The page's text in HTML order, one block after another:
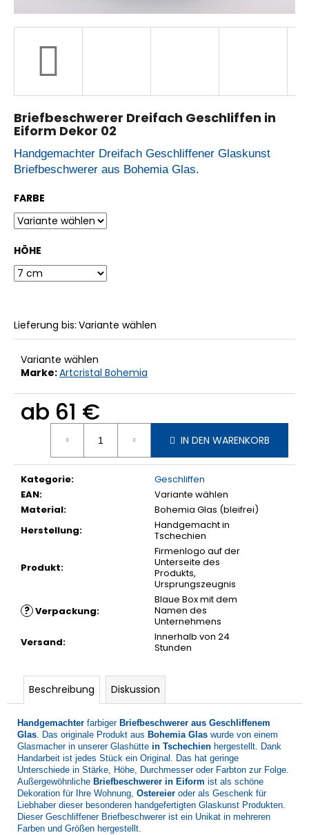
Briefbeschwerer Dreifach Geschliffen in
Eiform Dekor 02
Handgemachter Dreifach Geschliffener Glaskunst
Briefbeschwerer aus Bohemia Glas.
FARBE
HÖHE
Lieferung bis: Variante wählen
Variante wählen
Marke:Artcristal Bohemia
ab 61 €
IN DEN WARENKORB
Kategorie:
Geschliffen
EAN:
Variante wählen
Material:
Bohemia Glas (bleifrei)
Herstellung:
Handgemacht in
Tschechien
Produkt:
Firmenlogo auf der
Unterseite des
Produkts,
Ursprungszeugnis
? Verpackung:
Blaue Box mit dem
Namen des
Unternehmens
Versand:
Innerhalb von 24
Stunden
Beschreibung Diskussion
Handgemachter farbiger Briefbeschwerer aus Geschliffenem
Glas. Das originale Produkt aus Bohemia Glas wurde von einem
Glasmacher in unserer Glashütte in Tschechien hergestellt. Dank
Handarbeit ist jedes Stück ein Original. Das hat geringe
Unterschiede in Stärke, Höhe, Durchmesser oder Farbton zur Folge.
Außergewöhnliche Briefbeschwerer in Eiform ist als schöne
Dekoration für Ihre Wohnung, Ostereier oder als Geschenk für
Liebhaber dieser besonderen handgefertigten Glaskunst Produkten.
Dieser Geschliffener Briefbeschwerer ist ein Unikat in mehreren
Farben und Größen hergestellt.
p
e
h
e
n